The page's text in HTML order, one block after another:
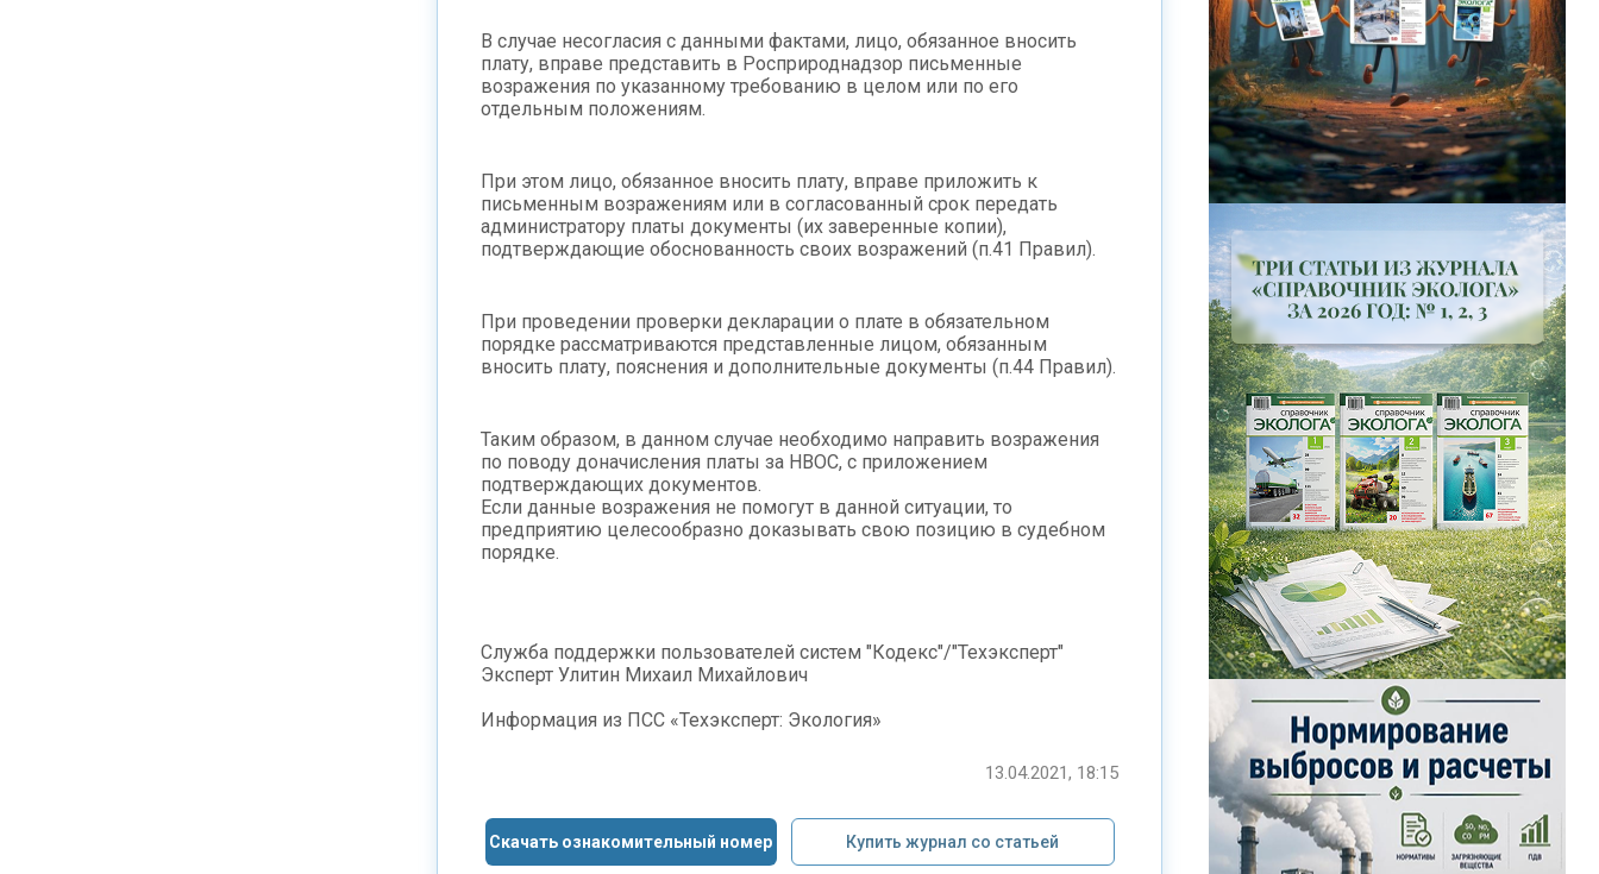
В случае несогласия с данными фактами, лицо, обязанное вносить
плату, вправе представить в Росприроднадзор письменные
возражения по указанному требованию в целом или по его
отдельным положениям.
При этом лицо, обязанное вносить плату, вправе приложить к
письменным возражениям или в согласованный срок передать
администратору платы документы (их заверенные копии),
подтверждающие обоснованность своих возражений (п.41 Правил).
При проведении проверки декларации о плате в обязательном
порядке рассматриваются представленные лицом, обязанным
вносить плату, пояснения и дополнительные документы (п.44 Правил).
Таким образом, в данном случае необходимо направить возражения
по поводу доначисления платы за НВОС, с приложением
подтверждающих документов.
Если данные возражения не помогут в данной ситуации, то
предприятию целесообразно доказывать свою позицию в судебном
порядке.
Служба поддержки пользователей систем "Кодекс"/"Техэксперт"
Эксперт Улитин Михаил Михайлович
Информация из ПСС «Техэксперт: Экология»
13.04.2021, 18:15
Скачать ознакомительный номер Купить журнал со статьей